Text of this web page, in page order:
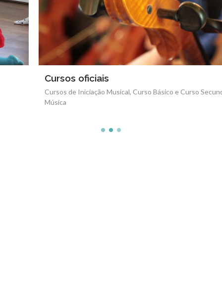
Cursos oficiais
Cursos de Iniciação Musical, Curso Básico e Curso Secundário de